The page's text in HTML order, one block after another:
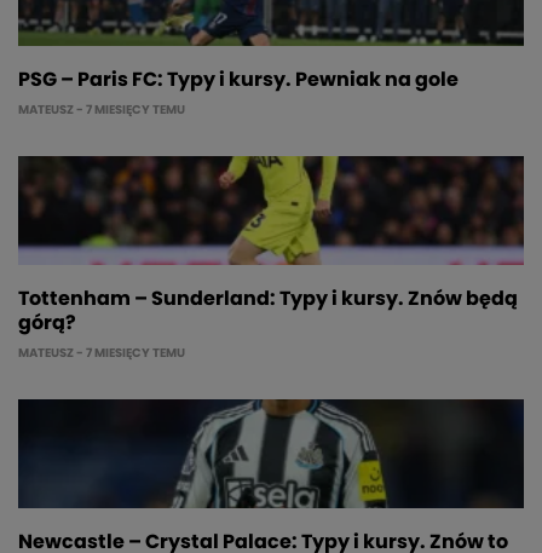
PSG – Paris FC: Typy i kursy. Pewniak na gole
MATEUSZ - 7 MIESIĘCY TEMU
Tottenham – Sunderland: Typy i kursy. Znów będą
górą?
MATEUSZ - 7 MIESIĘCY TEMU
Newcastle – Crystal Palace: Typy i kursy. Znów to